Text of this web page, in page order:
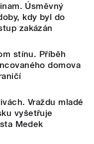
Úsměvný
kdy byl do
zakázán
stínu. Příběh
domova
Vraždu mladé
vyšetřuje
Medek